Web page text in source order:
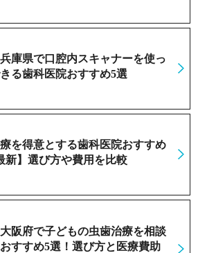
兵庫県で口腔内スキャナーを使っ
る歯科医院おすすめ5選
を得意とする歯科医院おすすめ
新】選び方や費用を比較
大阪府で子どもの虫歯治療を相談
すすめ5選！選び方と医療費助